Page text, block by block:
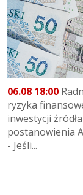
06.08 18:00
ryzyka
inwestycji
postanowienia
- Jeśli...